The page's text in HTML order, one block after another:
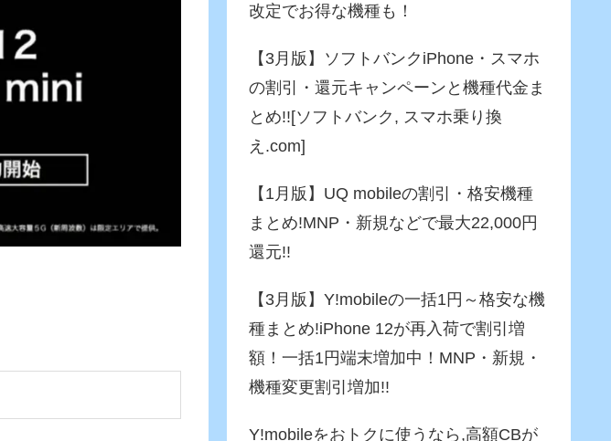
改定でお得な機種も！
【3月版】ソフトバンクiPhone・スマホ
の割引・還元キャンペーンと機種代金ま
とめ!![ソフトバンク, スマホ乗り換
え.com]
【1月版】UQ mobileの割引・格安機種
まとめ!MNP・新規などで最大22,000円
還元!!
【3月版】Y!mobileの一括1円～格安な機
種まとめ!iPhone 12が再入荷で割引増
額！一括1円端末増加中！MNP・新規・
機種変更割引増加!!
Y!mobileをおトクに使うなら,高額CBが